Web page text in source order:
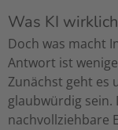
Was KI
Doch was macht
Antwort ist
Zunächst geht es
glaubwürdig sein.
nachvollziehbare